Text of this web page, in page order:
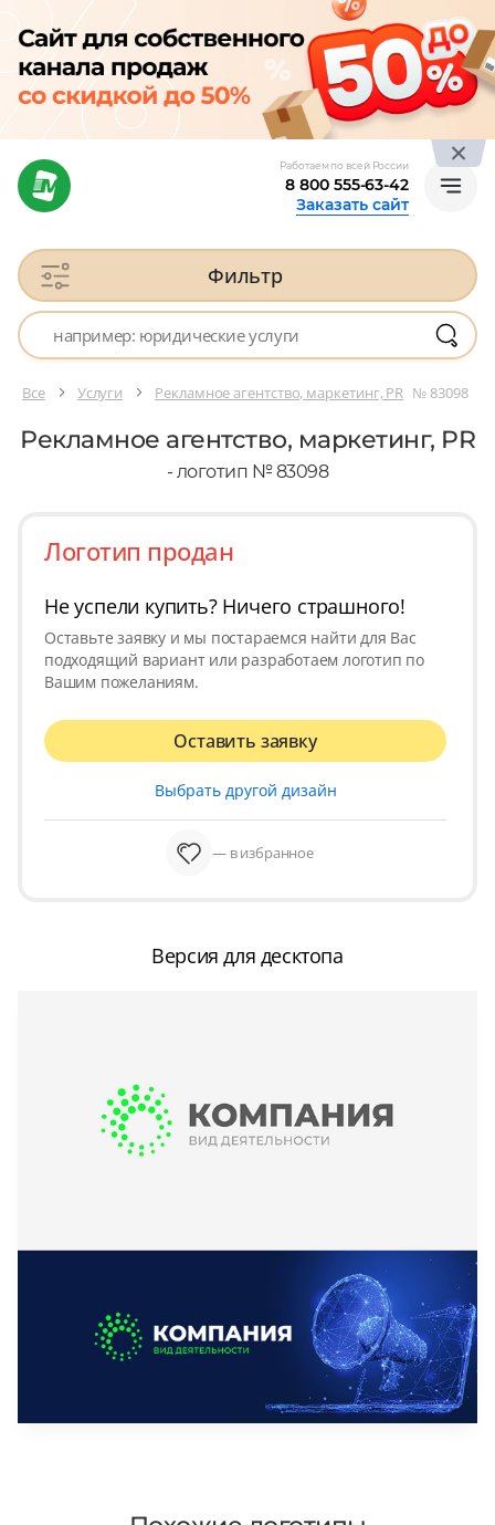
Работаем по всей России
8 800 555-63-42
Заказать сайт
Фильтр
Все Услуги Рекламное агентство, маркетинг, PR № 83098
Рекламное агентство, маркетинг, PR
- логотип № 83098
Логотип продан
Не успели купить? Ничего страшного!
Оставьте заявку и мы постараемся найти для Вас
подходящий вариант или разработаем логотип по
Вашим пожеланиям.
Оставить заявку
Выбрать другой дизайн
— в избранное
Версия для десктопа